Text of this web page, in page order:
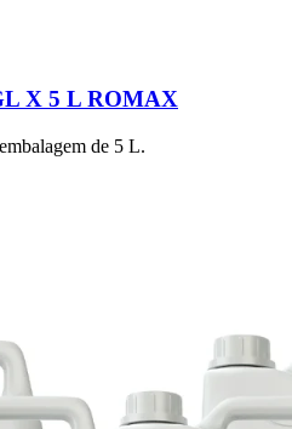
X 5 L ROMAX
de 5 L.